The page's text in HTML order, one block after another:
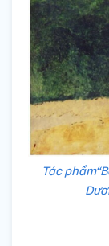
Tác